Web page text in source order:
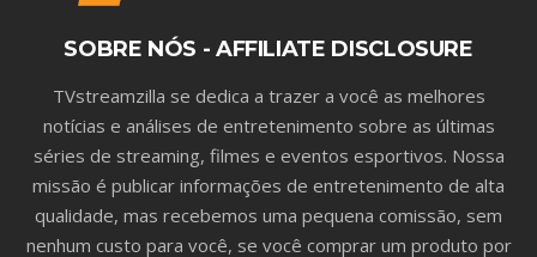
SOBRE NÓS - AFFILIATE DISCLOSURE
TVstreamzilla se dedica a trazer a você as melhores
notícias e análises de entretenimento sobre as últimas
séries de streaming, filmes e eventos esportivos. Nossa
missão é publicar informações de entretenimento de alta
qualidade, mas recebemos uma pequena comissão, sem
nenhum custo para você, se você comprar um produto por